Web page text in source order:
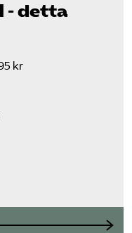
- detta
kr